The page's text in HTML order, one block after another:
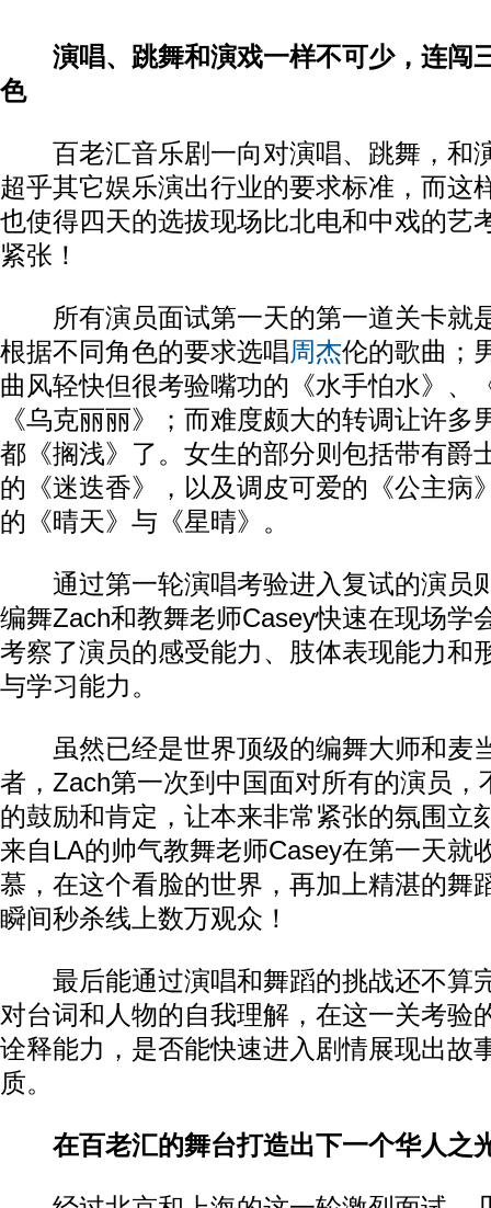
演唱、跳舞和演戏一样不可少，连闯
色
百老汇音乐剧一向对演唱、跳舞，和
超乎其它娱乐演出行业的要求标准，而这
也使得四天的选拔现场比北电和中戏的艺
紧张！
所有演员面试第一天的第一道关卡就
根据不同角色的要求选唱周杰伦的歌曲；
曲风轻快但很考验嘴功的《水手怕水》、
《乌克丽丽》；而难度颇大的转调让许多
都《搁浅》了。女生的部分则包括带有爵
的《迷迭香》，以及调皮可爱的《公主病
的《晴天》与《星晴》。
通过第一轮演唱考验进入复试的演员
编舞Zach和教舞老师Casey快速在现场学
考察了演员的感受能力、肢体表现能力和
与学习能力。
虽然已经是世界顶级的编舞大师和麦
者，Zach第一次到中国面对所有的演员，
的鼓励和肯定，让本来非常紧张的氛围立
来自LA的帅气教舞老师Casey在第一天就
慕，在这个看脸的世界，再加上精湛的舞
瞬间秒杀线上数万观众！
最后能通过演唱和舞蹈的挑战还不算
对台词和人物的自我理解，在这一关考验
诠释能力，是否能快速进入剧情展现出故
质。
在百老汇的舞台打造出下一个华人之